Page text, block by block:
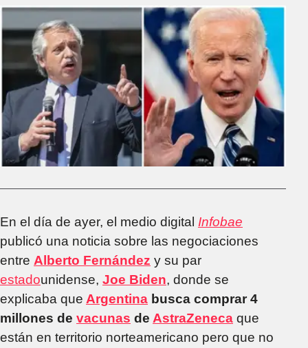
En el día de ayer, el medio digital Infobae
publicó una noticia sobre las negociaciones
entre Alberto Fernández y su par
estadounidense, Joe Biden, donde se
explicaba que Argentina busca comprar 4
millones de vacunas de AstraZeneca que
están en territorio norteamericano pero que no